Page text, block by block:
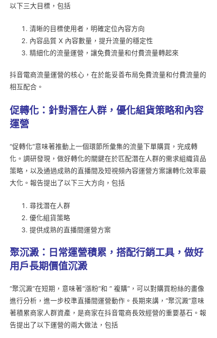
以下三大目標，包括
清晰的目標使用者，明確定位內容方向
內容品質 X 內容數量，提升流量的穩定性
精細化的流量運營，讓免費流量和付費流量轉起來
抖音電商流量運營的核心，在於能妥善布局免費流量和付費流量的
相互配合。
促轉化：針對潛在人群，優化組貨策略和內容
運營
“促轉化”意味著推動上一個環節所彙集的流量下單購買，完成轉
化。調研發現，做好轉化的關鍵在於匹配潛在人群的需求組織貨品
策略，以及通過成熟的直播間及短視頻內容運營方案讓轉化效率最
大化。報告提出了以下三大方向，包括
尋找潛在人群
優化組貨策略
提供成熟的直播間運營方案
聚沉澱：日常運營積累，搭配行銷工具，做好
用戶長期價值沉澱
“聚沉澱”在短期，意味著“漲粉”和 ” 複購”，可以對購買粉絲的畫像
進行分析，進一步校準直播間運營動作。長期來講，“聚沉澱”意味
著積累商家人群資產，是商家在抖音電商長效經營的重要基石。報
告提出了以下運營的兩大做法，包括